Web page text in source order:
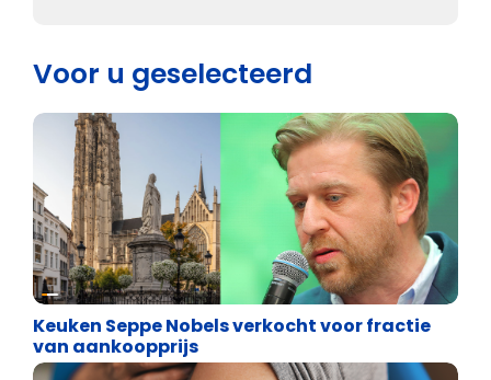
Voor u geselecteerd
Binnenland politiek
Keuken Seppe Nobels verkocht voor fractie
van aankoopprijs